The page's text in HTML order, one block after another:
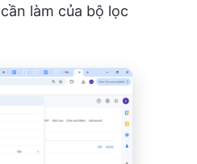
làm của bộ lọc